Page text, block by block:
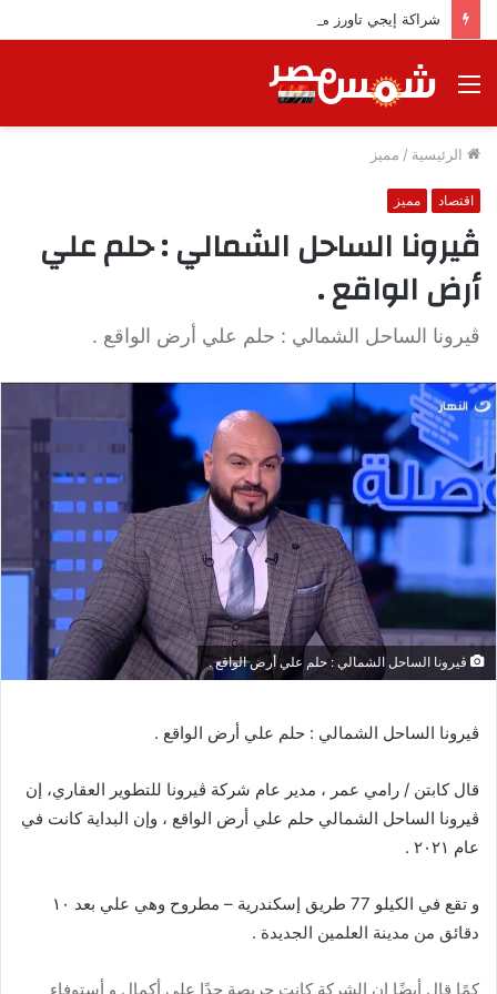
شراكة إيجي تاورز مع بلدينا.. قيمة مضافة تعزز نجاح المشروعات
القائمة
الرئيسية / مميز
اقتصاد مميز
ڤيرونا الساحل الشمالي : حلم علي
أرض الواقع .
ڤيرونا الساحل الشمالي : حلم علي أرض الواقع .
ڤيرونا الساحل الشمالي : حلم علي أرض الواقع .
ڤيرونا الساحل الشمالي : حلم علي أرض الواقع .
قال كابتن / رامي عمر ، مدير عام شركة ڤيرونا للتطوير العقاري، إن
ڤيرونا الساحل الشمالي حلم علي أرض الواقع ، وإن البداية كانت في
عام ٢٠٢١ .
و تقع في الكيلو 77 طريق إسكندرية – مطروح وهي علي بعد ١٠
دقائق من مدينة العلمين الجديدة .
كمًا قال أيضًا إن الشركة كانت حريصة جدًا علي أكمال و أستوفاء